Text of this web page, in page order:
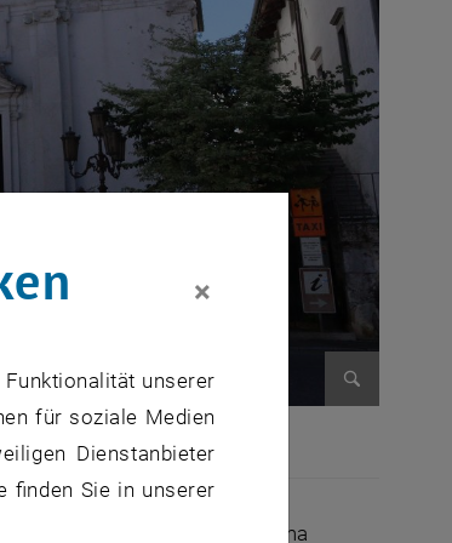
einzigartig milden Mikroklima
×
unserer
für soziale Medien
Dienstanbieter
finden Sie in unserer